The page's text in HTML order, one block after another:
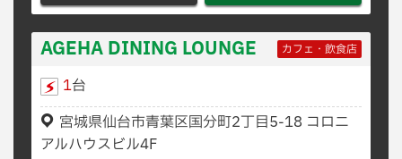
AGEHA DINING LOUNGE カフェ・飲食店
1台
宮城県仙台市青葉区国分町2丁目5-18 コロニ
アルハウスビル4F